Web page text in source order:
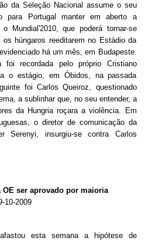
da Seleção Nacional assume o seu
para Portugal manter em aberto a
Mundial'2010, que poderá tornar-se
os húngaros reeditarem no Estádio da
há um mês, em Budapeste.
foi recordada pelo próprio Cristiano
o estágio, em Óbidos, na passada
foi Carlos Queiroz, questionado
a sublinhar que, no seu entender, a
da Hungria roçara a violência. Em
o diretor de comunicação da
Serenyi, insurgiu-se contra Carlos
OE ser aprovado por maioria
10-2009
esta semana a hipótese de